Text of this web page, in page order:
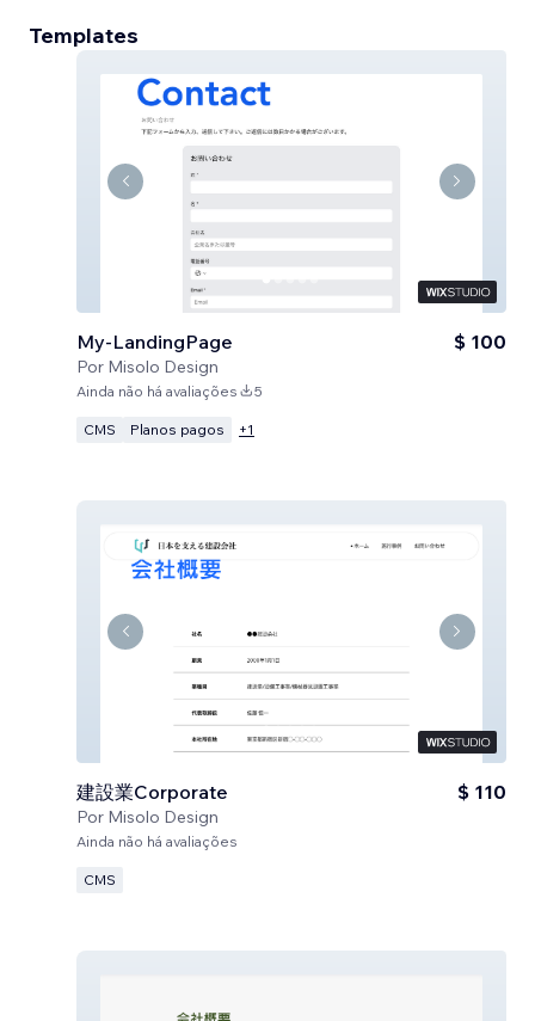
Templates
My-LandingPage
Por Misolo Design
$ 100
Ainda não há avaliações 5
CMS Planos pagos +1
建設業Corporate
Por Misolo Design
$ 110
Ainda não há avaliações
CMS